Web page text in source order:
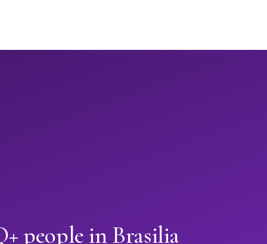
people in Brasilia